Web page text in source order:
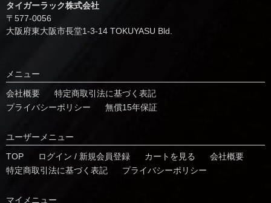
タイガーラック株式会社
〒577-0056
⼤阪府東⼤阪市⻑堂1-3-14 TOKUYASU Bld.
メニュー
会社概要
特定商取引法に基づく表記
プライバシーポリシー
無償15年保証
ユーザーメニュー
TOP
ログイン / 新規会員登録 カートを見る
会社概要
特定商取引法に基づく表記
プライバシーポリシー
マイメニュー